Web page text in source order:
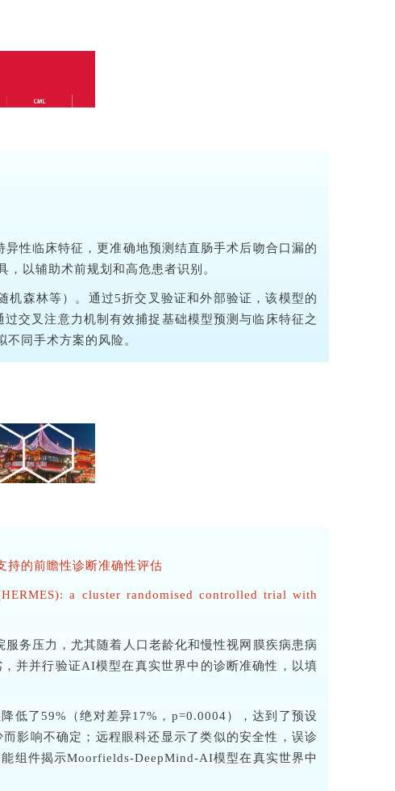
性临床特征，更准确地预测结直肠手术后吻合口漏的
以辅助术前规划和高危患者识别。
机森林等）。通过5折交叉验证和外部验证，该模型的
交叉注意力机制有效捕捉基础模型预测与临床特征之
同手术方案的风险。
持的前瞻性诊断准确性评估
a cluster randomised controlled trial with
务压力，尤其随着人口老龄化和慢性视网膜疾病患病
并并行验证AI模型在真实世界中的诊断准确性，以填
低了59%（绝对差异17%，p=0.0004），达到了预设
影响不确定；远程眼科还显示了类似的安全性，误诊
组件揭示Moorfields-DeepMind-AI模型在真实世界中